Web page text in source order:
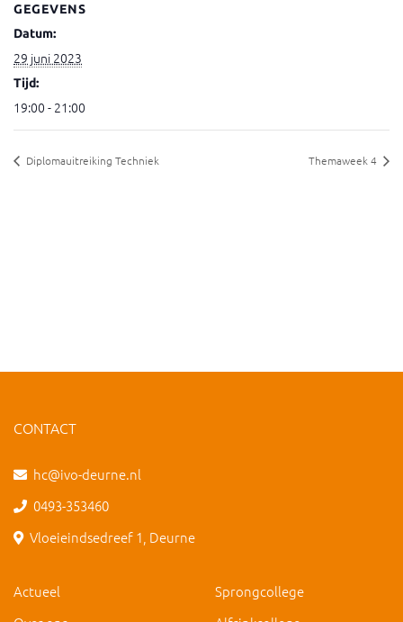
GEGEVENS
Datum:
29 juni 2023
Tijd:
19:00 - 21:00
Diplomauitreiking Techniek Themaweek 4
CONTACT
hc@ivo-deurne.nl
0493-353460
Vloeieindsedreef 1, Deurne
Actueel
Sprongcollege